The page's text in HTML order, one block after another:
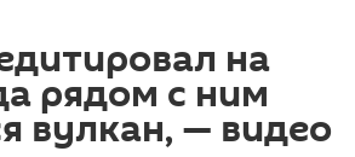
на
рядом с ним
вулкан, — видео